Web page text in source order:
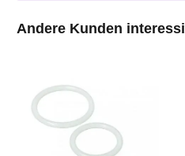
Produktgalerie überspringen
Andere Kunden